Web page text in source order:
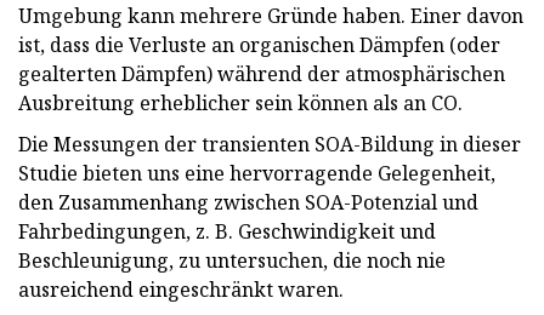
Umgebung kann mehrere Gründe haben. Einer davon
ist, dass die Verluste an organischen Dämpfen (oder
gealterten Dämpfen) während der atmosphärischen
Ausbreitung erheblicher sein können als an CO.
Die Messungen der transienten SOA-Bildung in dieser
Studie bieten uns eine hervorragende Gelegenheit,
den Zusammenhang zwischen SOA-Potenzial und
Fahrbedingungen, z. B. Geschwindigkeit und
Beschleunigung, zu untersuchen, die noch nie
ausreichend eingeschränkt waren.